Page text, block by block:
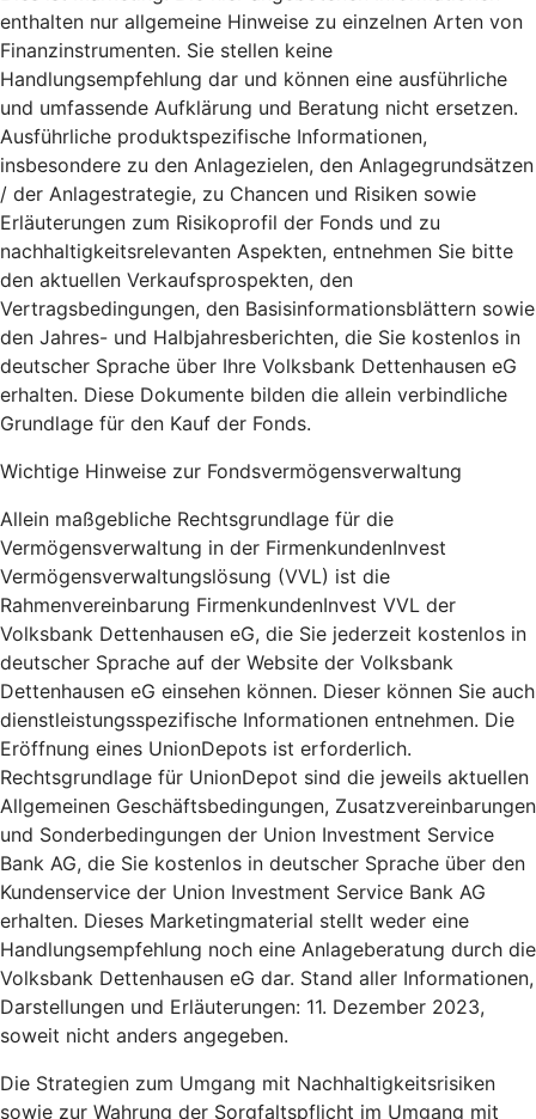
enthalten nur allgemeine Hinweise zu einzelnen Arten von
Finanzinstrumenten. Sie stellen keine
Handlungsempfehlung dar und können eine ausführliche
und umfassende Aufklärung und Beratung nicht ersetzen.
Ausführliche produktspezifische Informationen,
insbesondere zu den Anlagezielen, den Anlagegrundsätzen
/ der Anlagestrategie, zu Chancen und Risiken sowie
Erläuterungen zum Risikoprofil der Fonds und zu
nachhaltigkeitsrelevanten Aspekten, entnehmen Sie bitte
den aktuellen Verkaufsprospekten, den
Vertragsbedingungen, den Basisinformationsblättern sowie
den Jahres- und Halbjahresberichten, die Sie kostenlos in
deutscher Sprache über Ihre Volksbank Dettenhausen eG
erhalten. Diese Dokumente bilden die allein verbindliche
Grundlage für den Kauf der Fonds.
Wichtige Hinweise zur Fondsvermögensverwaltung
Allein maßgebliche Rechtsgrundlage für die
Vermögensverwaltung in der FirmenkundenInvest
Vermögensverwaltungslösung (VVL) ist die
Rahmenvereinbarung FirmenkundenInvest VVL der
Volksbank Dettenhausen eG, die Sie jederzeit kostenlos in
deutscher Sprache auf der Website der Volksbank
Dettenhausen eG einsehen können. Dieser können Sie auch
dienstleistungsspezifische Informationen entnehmen. Die
Eröffnung eines UnionDepots ist erforderlich.
Rechtsgrundlage für UnionDepot sind die jeweils aktuellen
Allgemeinen Geschäftsbedingungen, Zusatzvereinbarungen
und Sonderbedingungen der Union Investment Service
Bank AG, die Sie kostenlos in deutscher Sprache über den
Kundenservice der Union Investment Service Bank AG
erhalten. Dieses Marketingmaterial stellt weder eine
Handlungsempfehlung noch eine Anlageberatung durch die
Volksbank Dettenhausen eG dar. Stand aller Informationen,
Darstellungen und Erläuterungen: 11. Dezember 2023,
soweit nicht anders angegeben.
Die Strategien zum Umgang mit Nachhaltigkeitsrisiken
sowie zur Wahrung der Sorgfaltspflicht im Umgang mit